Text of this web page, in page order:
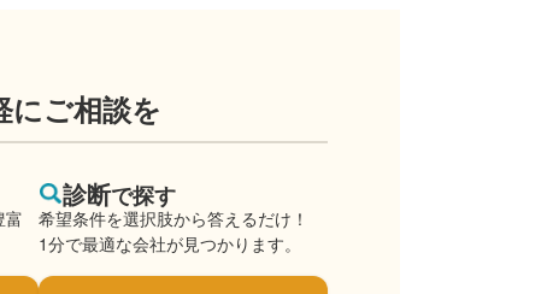
にご相談を
富
診断で探す
希望条件を選択肢から答えるだけ！
1分で最適な会社が見つかります。